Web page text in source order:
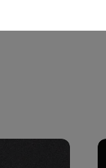
l'anxiété. Les
des serpents non